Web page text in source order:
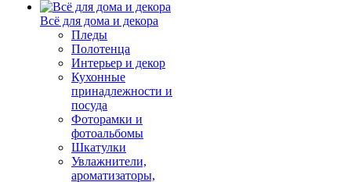
Всё для дома и декора
Пледы
Полотенца
Интерьер и декор
Кухонные
принадлежности и
посуда
Фоторамки и
фотоальбомы
Шкатулки
Увлажнители,
ароматизаторы,